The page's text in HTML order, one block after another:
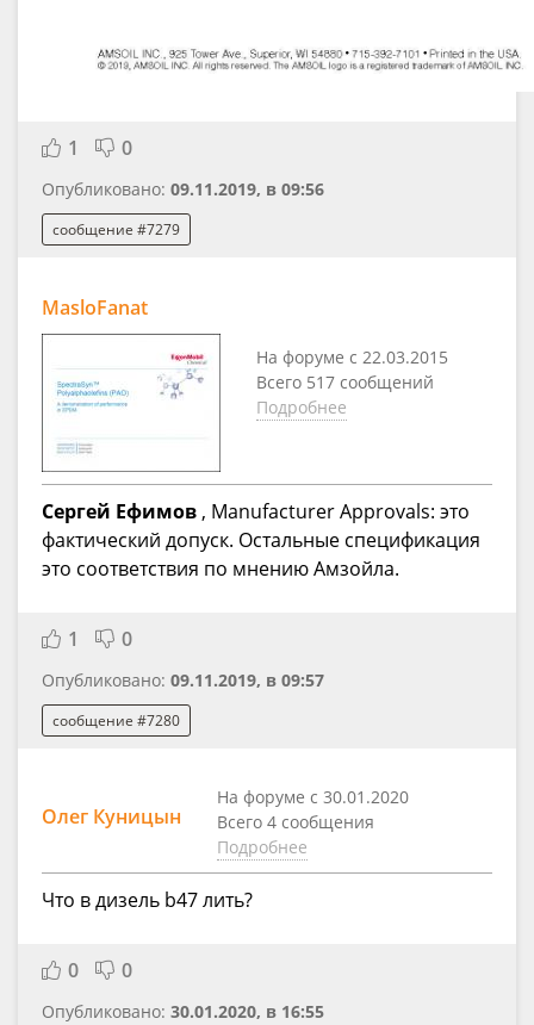
1 0
Опубликовано: 09.11.2019, в 09:56
сообщение #7279
MasloFanat
На форуме с 22.03.2015
Всего 517 сообщений
Подробнее
Сергей Ефимов , Manufacturer Approvals: это
фактический допуск. Остальные спецификация
это соответствия по мнению Амзойла.
1 0
Опубликовано: 09.11.2019, в 09:57
сообщение #7280
Олег Куницын
На форуме с 30.01.2020
Всего 4 сообщения
Подробнее
Что в дизель b47 лить?
0 0
Опубликовано: 30.01.2020, в 16:55